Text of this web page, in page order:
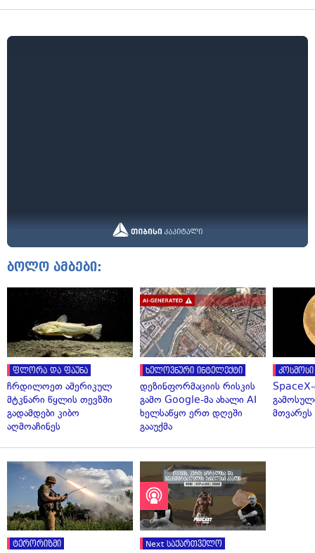
ბოლო ამბები:
ფლორა და ფაუნა
ჩრდილოეთ ამერიკულ
მტკნარი წყლის თევზში
გადამდები კიბო
აღმოაჩინეს
ხელოვნური ინტელექტი
დეზინფორმაციის რისკის
გამო Google-მა ახალი AI
ხელსაწყო ერთ დღეში
გააუქმა
კოსმოსი
მთვარეს
ტერორიზმი Next საქართველო